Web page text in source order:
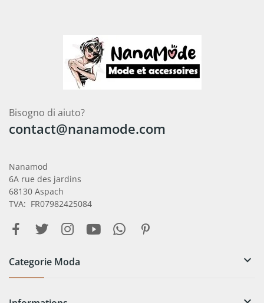
Bisogno di aiuto?
contact@nanamode.com
Nanamod
6A rue des jardins
68130 Aspach
TVA: FR07982425084
Categorie Moda 